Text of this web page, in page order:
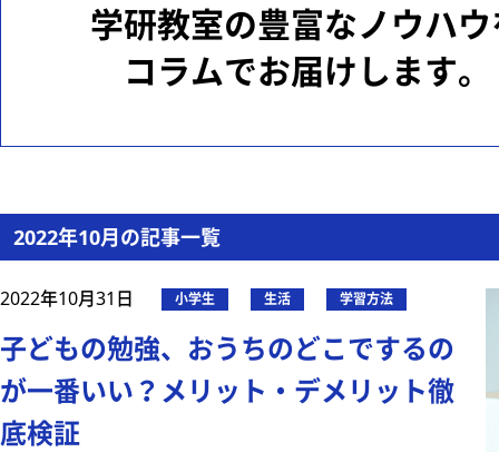
学研教室の豊富なノウハ
コラムでお届けします。
2022年10月の記事一覧
2022年10月31日 小学生 生活 学習方法
子どもの勉強、おうちのどこでするの
が一番いい？メリット・デメリット徹
底検証